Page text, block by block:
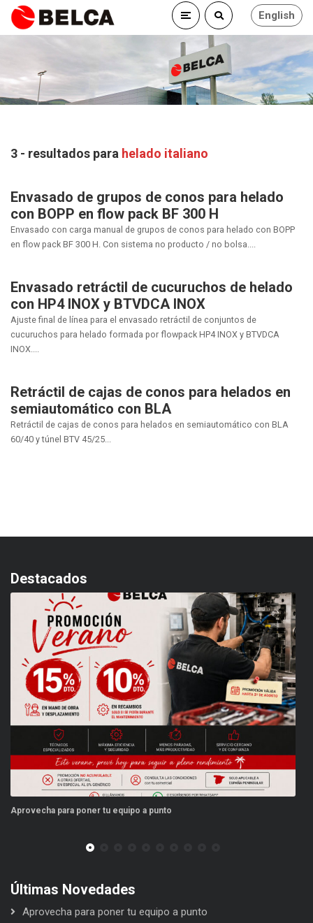
English
3 - resultados para helado italiano
Envasado de grupos de conos para helado
con BOPP en flow pack BF 300 H
Envasado con carga manual de grupos de conos para helado con BOPP
en flow pack BF 300 H. Con sistema no producto / no bolsa....
Envasado retráctil de cucuruchos de helado
con HP4 INOX y BTVDCA INOX
Ajuste final de línea para el envasado retráctil de conjuntos de
cucuruchos para helado formada por flowpack HP4 INOX y BTVDCA
INOX....
Retráctil de cajas de conos para helados en
semiautomático con BLA
Retráctil de cajas de conos para helados en semiautomático con BLA
60/40 y túnel BTV 45/25...
Destacados
Aprovecha para poner tu equipo a punto
Últimas Novedades
Aprovecha para poner tu equipo a punto